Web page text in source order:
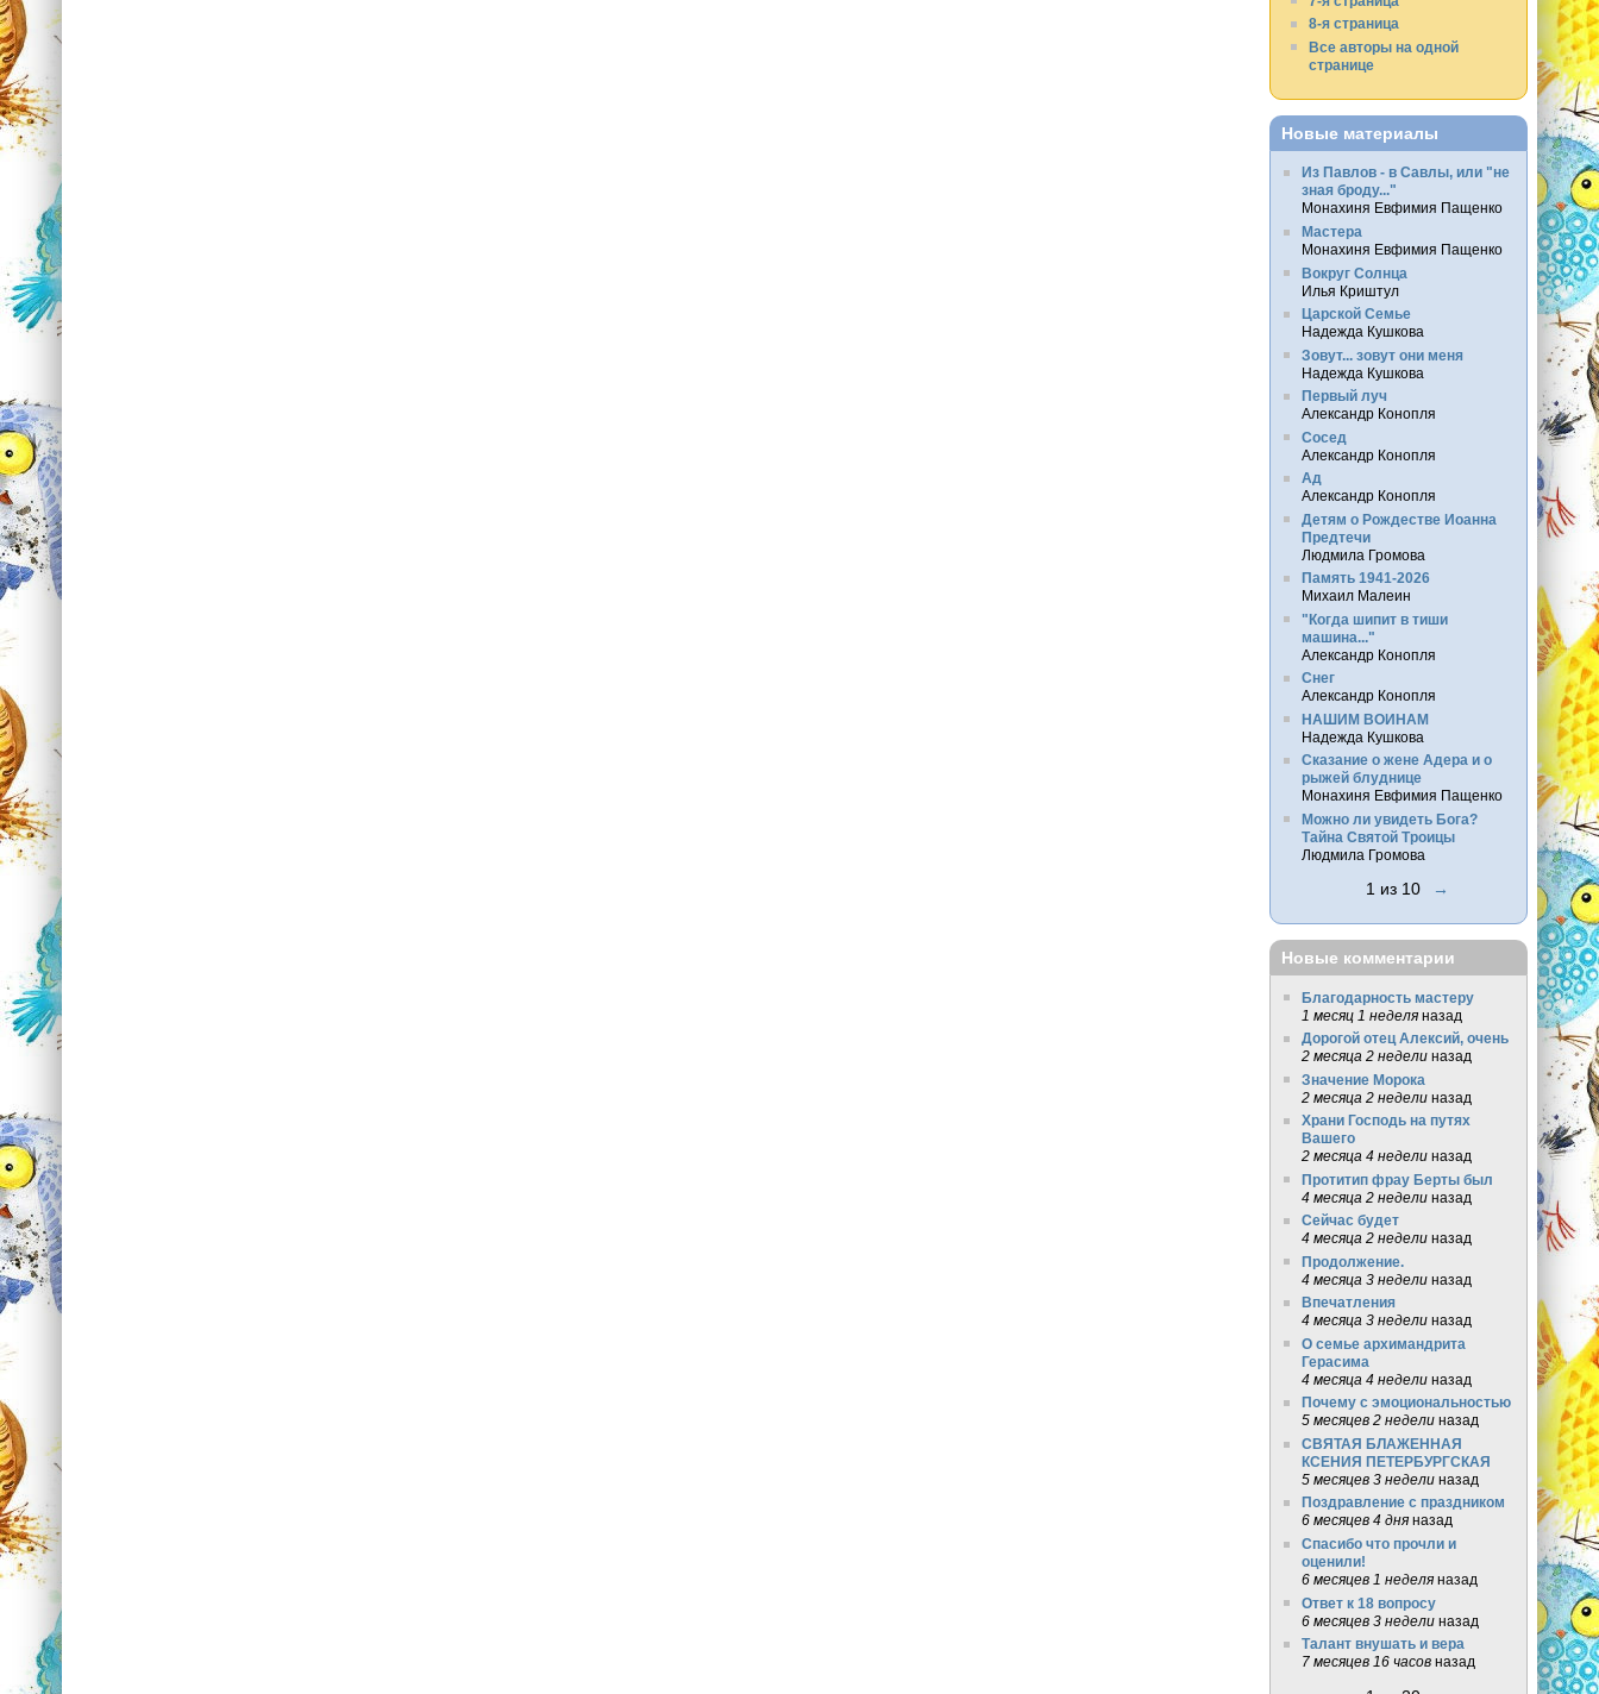
8-я страница
Все авторы на одной
странице
Новые материалы
Из Павлов - в Савлы, или "не
зная броду..."
Монахиня Евфимия Пащенко
Мастера
Монахиня Евфимия Пащенко
Вокруг Солнца
Илья Криштул
Царской Семье
Надежда Кушкова
Зовут... зовут они меня
Надежда Кушкова
Первый луч
Александр Конопля
Сосед
Александр Конопля
Ад
Александр Конопля
Детям о Рождестве Иоанна
Предтечи
Людмила Громова
Память 1941-2026
Михаил Малеин
"Когда шипит в тиши
машина..."
Александр Конопля
Снег
Александр Конопля
НАШИМ ВОИНАМ
Надежда Кушкова
Сказание о жене Адера и о
рыжей блуднице
Монахиня Евфимия Пащенко
Можно ли увидеть Бога?
Тайна Святой Троицы
Людмила Громова
1 из 10 →
Новые комментарии
Благодарность мастеру
1 месяц 1 неделяназад
Дорогой отец Алексий, очень
2 месяца 2 неделиназад
Значение Морока
2 месяца 2 неделиназад
Храни Господь на путях
Вашего
2 месяца 4 неделиназад
Протитип фрау Берты был
4 месяца 2 неделиназад
Сейчас будет
4 месяца 2 неделиназад
Продолжение.
4 месяца 3 неделиназад
Впечатления
4 месяца 3 неделиназад
О семье архимандрита
Герасима
4 месяца 4 неделиназад
Почему с эмоциональностью
5 месяцев 2 неделиназад
СВЯТАЯ БЛАЖЕННАЯ
КСЕНИЯ ПЕТЕРБУРГСКАЯ
5 месяцев 3 неделиназад
Поздравление с праздником
6 месяцев 4 дняназад
Спасибо что прочли и
оценили!
6 месяцев 1 неделяназад
Ответ к 18 вопросу
6 месяцев 3 неделиназад
Талант внушать и вера
7 месяцев 16 часовназад